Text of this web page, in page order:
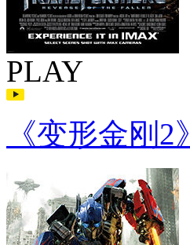
PLAY
《变形金刚2》